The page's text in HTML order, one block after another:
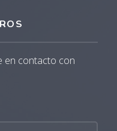
en contacto con